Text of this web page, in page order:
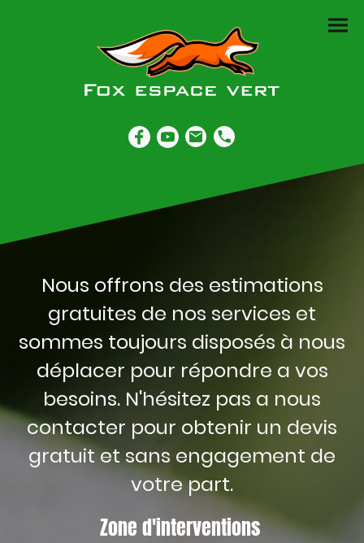
Nous offrons des estimations
gratuites de nos services et
sommes toujours disposés à nous
déplacer pour répondre a vos
besoins. N'hésitez pas a nous
contacter pour obtenir un devis
gratuit et sans engagement de
votre part.
Zone d'interventions